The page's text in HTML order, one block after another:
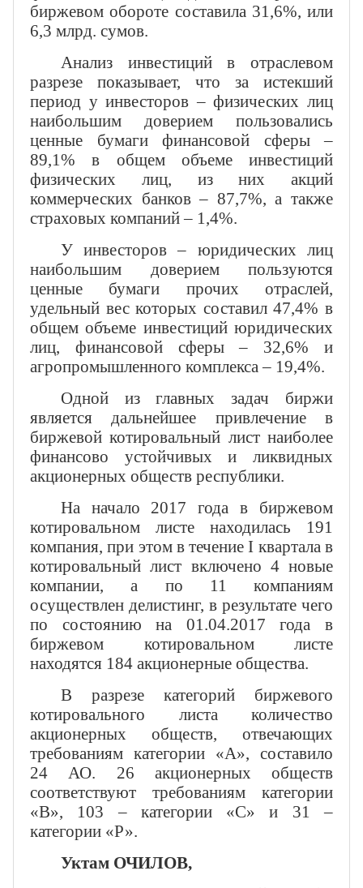
биржевом обороте составила 31,6%, или
6,3 млрд. сумов.
Анализ инвестиций в отраслевом
разрезе показывает, что за истекший
период у инвесторов – физических лиц
наибольшим доверием пользовались
ценные бумаги финансовой сферы –
89,1% в общем объеме инвестиций
физических лиц, из них акций
коммерческих банков – 87,7%, а также
страховых компаний – 1,4%.
У инвесторов – юридических лиц
наибольшим доверием пользуются
ценные бумаги прочих отраслей,
удельный вес которых составил 47,4% в
общем объеме инвестиций юридических
лиц, финансовой сферы – 32,6% и
агропромышленного комплекса – 19,4%.
Одной из главных задач биржи
является дальнейшее привлечение в
биржевой котировальный лист наиболее
финансово устойчивых и ликвидных
акционерных обществ республики.
На начало 2017 года в биржевом
котировальном листе находилась 191
компания, при этом в течение I квартала в
котировальный лист включено 4 новые
компании, а по 11 компаниям
осуществлен делистинг, в результате чего
по состоянию на 01.04.2017 года в
биржевом котировальном листе
находятся 184 акционерные общества.
В разрезе категорий биржевого
котировального листа количество
акционерных обществ, отвечающих
требованиям категории «А», составило
24 АО. 26 акционерных обществ
соответствуют требованиям категории
«В», 103 – категории «С» и 31 –
категории «Р».
Уктам ОЧИЛОВ,